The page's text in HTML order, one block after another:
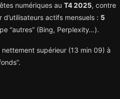
numériques au T4 2025, contre
actifs mensuels : 5
“autres” (Bing, Perplexity…).
nettement supérieur (13 min 09) à